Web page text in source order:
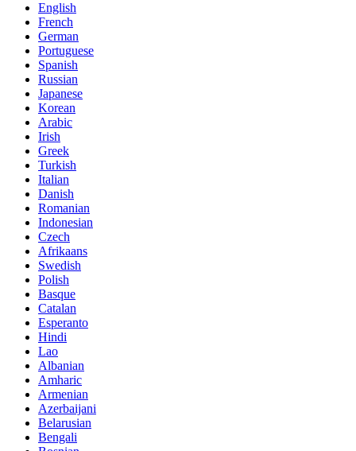
English
French
German
Portuguese
Spanish
Russian
Japanese
Korean
Arabic
Irish
Greek
Turkish
Italian
Danish
Romanian
Indonesian
Czech
Afrikaans
Swedish
Polish
Basque
Catalan
Esperanto
Hindi
Lao
Albanian
Amharic
Armenian
Azerbaijani
Belarusian
Bengali